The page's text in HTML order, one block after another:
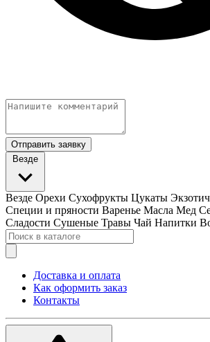
Отправить заявку
Везде
Везде Орехи Сухофрукты Цукаты
Специи и пряности Варенье Масла Мед
Сладости Сушеные Травы Чай Напитки
Доставка и оплата
Как оформить заказ
Контакты